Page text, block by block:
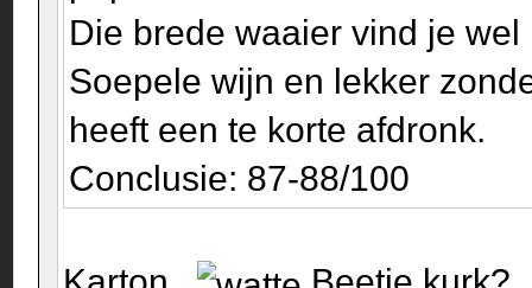
Die brede waaier vind je
Soepele wijn en lekker
heeft een te korte afdronk.
Conclusie: 87-88/100